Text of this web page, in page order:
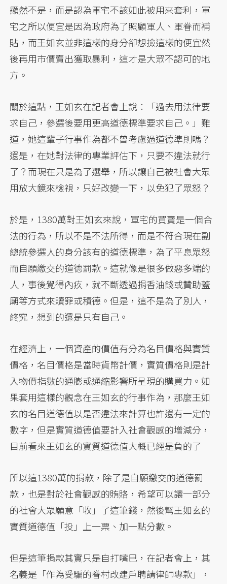
顯然不是，而是認為軍宅不該如此被用來套利，軍
宅之所以便宜是因為政府為了照顧軍人、軍眷而補
貼，而王如玄並非這樣的身分卻想撿這樣的便宜然
後再用市價賣出獲取暴利，這才是大眾不認可的地
方。
關於這點，王如玄在記者會上說：「過去用法律要
求自己，參選後要用更高道德標準要求自己。」難
道，她這輩子行事作為都不曾考慮過道德準則嗎？
還是，在她對法律的專業評估下，只要不違法就行
了？而現在只是為了選舉，所以讓自己被社會大眾
用放大鏡來檢視，只好改變一下，以免犯了眾怒？
於是，1380萬對王如玄來說，軍宅的買賣是一個合
法的行為，所以不是不法所得，而是不符合現在副
總統參選人的身分該有的道德標準，為了平息眾怒
而自願繳交的道德罰款。這就像是很多做惡多端的
人，事後覺得內疚，就不斷透過捐香油錢或贊助蓋
廟等方式來贖罪或積德。但是，這不是為了別人，
終究，想到的還是只有自己。
在經濟上，一個資產的價值有分為名目價格與實質
價格，名目價格是當時貨幣計價，實質價格則是計
入物價指數的通膨或通縮影響所呈現的購買力。如
果套用這樣的觀念在王如玄的行事作為，那麼王如
玄的名目道德值以是否違法來計算也許還有一定的
數字，但是實質道德值要計入社會觀感的增減分，
目前看來王如玄的實質道德值大概已經是負的了
所以這1380萬的捐款，除了是自願繳交的道德罰
款，也是對於社會觀感的賄賂，希望可以讓一部分
的社會大眾願意「收」了這筆錢，然後幫王如玄的
實質道德值「投」上一票、加一點分數。
但是這筆捐款其實只是自打嘴巴，在記者會上，其
名義是「作為受騙的眷村改建戶聘請律師專款」，